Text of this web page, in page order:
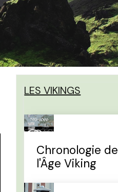
LES VIKINGS
Chronologie de
l'Âge Viking